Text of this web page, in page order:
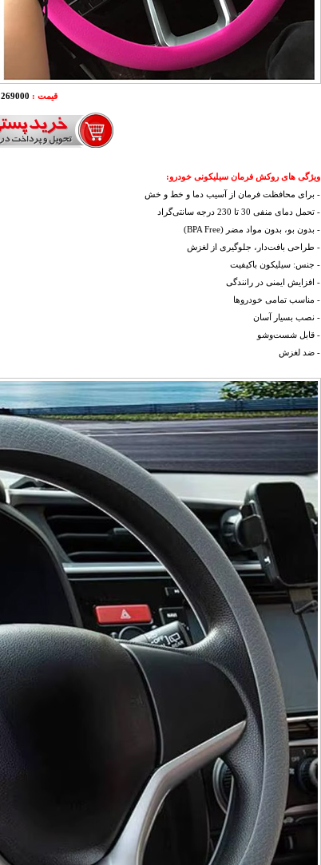
قیمت : 269000 تومان
ویژگی های روکش فرمان سیلیکونی خودرو:
- برای محافظت فرمان از آسیب دما و خط و خش
- تحمل دمای منفی 30 تا 230 درجه سانتی‌گراد
- بدون بو، بدون مواد مضر (BPA Free)
- طراحی بافت‌دار، جلوگیری از لغزش
- جنس: سیلیکون باکیفیت
- افزایش ایمنی در رانندگی
- مناسب تمامی خودروها
- نصب بسیار آسان
- قابل شست‌وشو
- ضد لغزش